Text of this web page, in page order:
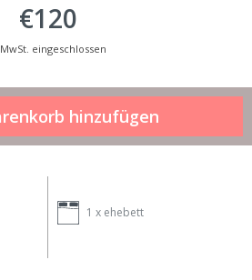
€120
MwSt. eingeschlossen
1 x ehebett